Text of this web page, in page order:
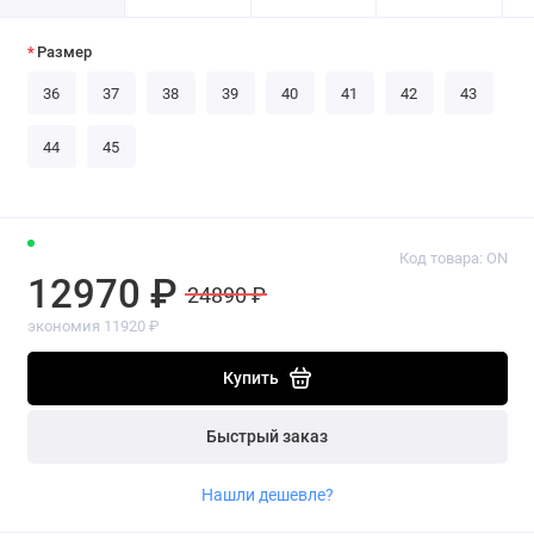
Код товара: ON
12970 ₽ 24890 ₽
экономия 11920 ₽
Купить
Быстрый заказ
Нашли дешевле?
Размер
36 37 38 39 40 41 42 43
44 45